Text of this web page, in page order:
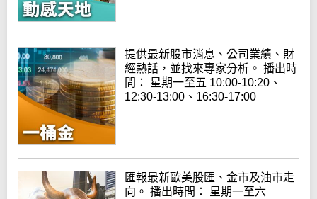
提供最新股市消息、公司業績、財
經熱話，並找來專家分析。 播出時
間： 星期一至五 10:00-10:20、
12:30-13:00、16:30-17:00
匯報最新歐美股匯、金市及油市走
向。 播出時間： 星期一至六